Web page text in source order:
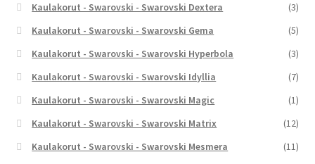
Kaulakorut - Swarovski - Swarovski Dextera
(3)
Kaulakorut - Swarovski - Swarovski Gema
(5)
Kaulakorut - Swarovski - Swarovski Hyperbola
(3)
Kaulakorut - Swarovski - Swarovski Idyllia
(7)
Kaulakorut - Swarovski - Swarovski Magic
(1)
Kaulakorut - Swarovski - Swarovski Matrix
(12)
Kaulakorut - Swarovski - Swarovski Mesmera
(11)